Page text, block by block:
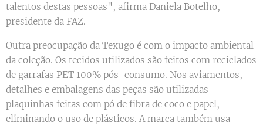
talentos destas pessoas", afirma Daniela Botelho,
presidente da FAZ.
Outra preocupação da Texugo é com o impacto ambiental
da coleção. Os tecidos utilizados são feitos com reciclados
de garrafas PET 100% pós-consumo. Nos aviamentos,
detalhes e embalagens das peças são utilizadas
plaquinhas feitas com pó de fibra de coco e papel,
eliminando o uso de plásticos. A marca também usa